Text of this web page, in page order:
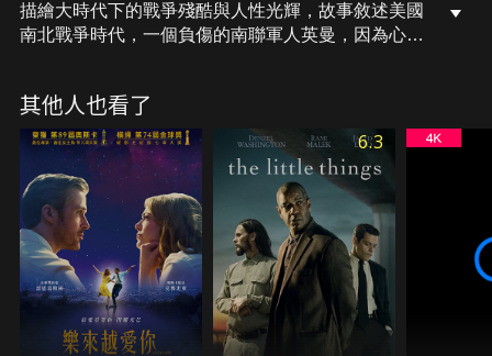
描繪大時代下的戰爭殘酷與人性光輝，故事敘述美國
南北戰爭時代，一個負傷的南聯軍人英曼，因為心繫
其他人也看了
6.3